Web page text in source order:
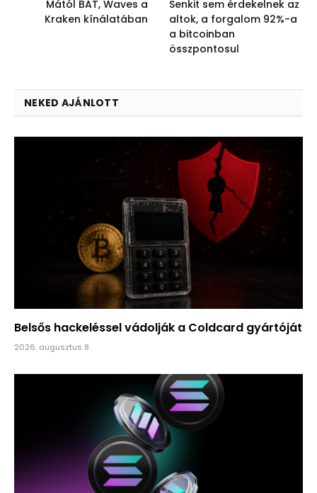
Mától BAT, Waves a
Kraken kínálatában
Senkit sem érdekelnek az
altok, a forgalom 92%-a
a bitcoinban
összpontosul
NEKED AJÁNLOTT
Belsős hackeléssel vádolják a Coldcard gyártóját
2026. augusztus 8.